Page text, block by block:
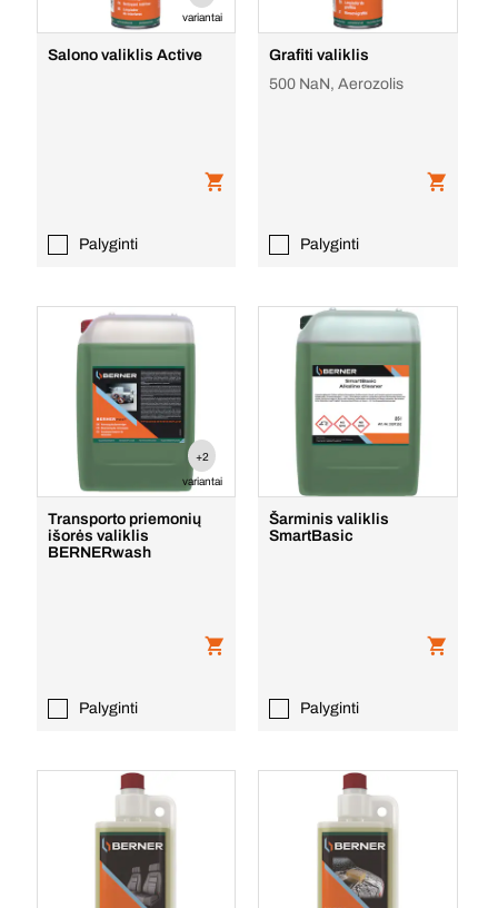
variantai
Salono valiklis Active
Palyginti
Grafiti valiklis
500 NaN, Aerozolis
Palyginti
+2
variantai
Transporto priemonių
išorės valiklis
BERNERwash
Palyginti
Šarminis valiklis
SmartBasic
Palyginti